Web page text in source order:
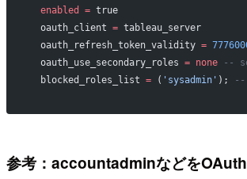
  enabled
= true
  oauth_client
= tableau_server
  oauth_refresh_token_validity
=
  oauth_use_secondary_roles
= none --
  blocked_roles_list
= ( 'sysadmin' ); --
参考：accountadminなどを